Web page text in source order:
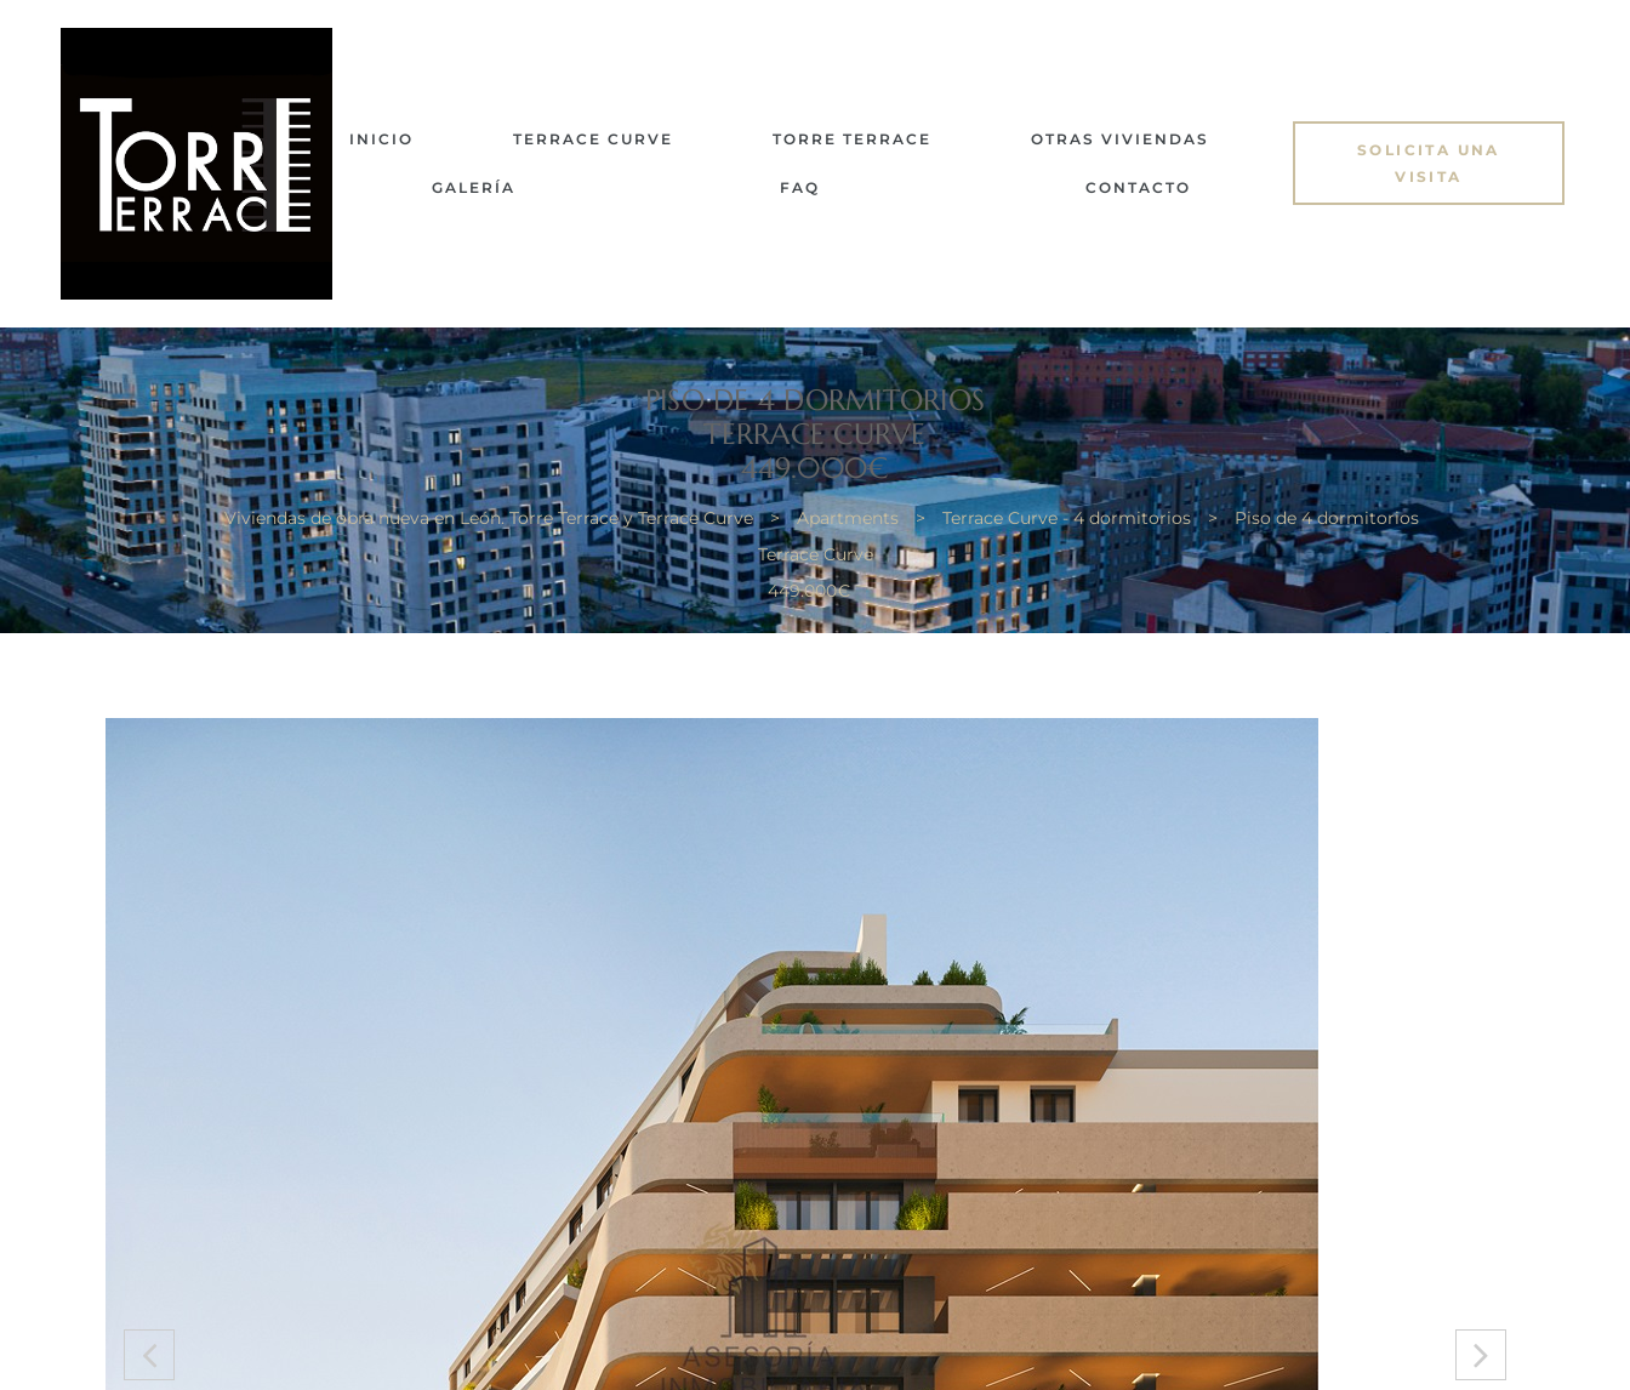
INICIO TERRACE CURVE TORRE TERRACE OTRAS VIVIENDAS
GALERÍA FAQ CONTACTO
SOLICITA UNA
VISITA
PISO DE 4 DORMITORIOS
TERRACE CURVE
449.000€
Viviendas de obra nueva en León. Torre Terrace y Terrace Curve > Apartments > Terrace Curve - 4 dormitorios > Piso de 4 dormitorios
Terrace Curve
449.000€